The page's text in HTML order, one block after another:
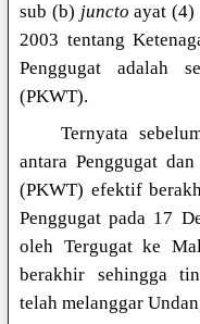
sub (b) juncto ayat (4)
2003 tentang
Penggugat adalah
(PKWT).
Ternyata
antara Penggugat
(PKWT) efektif
Penggugat pada 17
oleh Tergugat ke
berakhir sehingga
telah melanggar